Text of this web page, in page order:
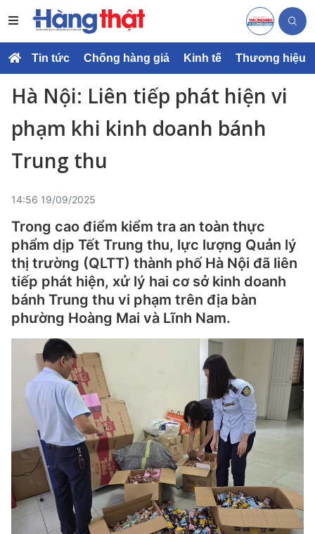
Tin tức Chống hàng giả Kinh tế Thương hiệu
Hà Nội: Liên tiếp phát hiện vi
phạm khi kinh doanh bánh
Trung thu
14:56 19/09/2025
Trong cao điểm kiểm tra an toàn thực
phẩm dịp Tết Trung thu, lực lượng Quản lý
thị trường (QLTT) thành phố Hà Nội đã liên
tiếp phát hiện, xử lý hai cơ sở kinh doanh
bánh Trung thu vi phạm trên địa bàn
phường Hoàng Mai và Lĩnh Nam.